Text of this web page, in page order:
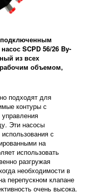
SCPD 56/26 By-
из всех
объемом,
подходят для
контуры с
Эти насосы
с
на
использовать
разгружая
необходимости в
перепускном клапане
очень высока.